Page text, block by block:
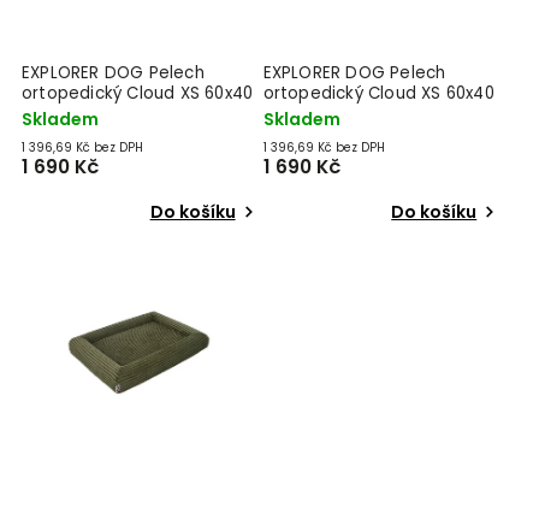
EXPLORER DOG Pelech
ortopedický Cloud XS 60x40
Dusty Pink
Skladem
1 396,69 Kč bez DPH
1 690 Kč
Do košíku
EXPLORER DOG Pelech
ortopedický Cloud XS 60x40
Mocha Brown
Skladem
1 396,69 Kč bez DPH
1 690 Kč
Do košíku